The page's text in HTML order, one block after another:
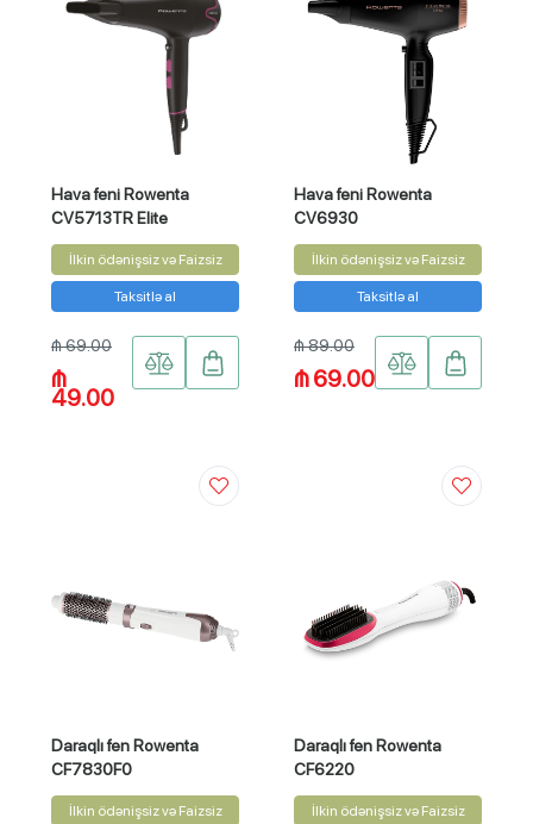
Hava feni Rowenta
CV5713TR Elite
İlkin ödənişsiz və Faizsiz
Taksitlə al
₼ 69.00
₼
49.00
Hava feni Rowenta
CV6930
İlkin ödənişsiz və Faizsiz
Taksitlə al
₼ 89.00
₼ 69.00
Daraqlı fen Rowenta
CF7830F0
İlkin ödənişsiz və Faizsiz
Daraqlı fen Rowenta
CF6220
İlkin ödənişsiz və Faizsiz